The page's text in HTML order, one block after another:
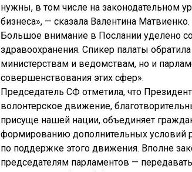
нужны, в том числе на законодательном
бизнеса», — сказала Валентина Матвиенко.
Большое внимание в Послании уделено
здравоохранения. Спикер палаты
министерствам и ведомствам, но и
совершенствования этих сфер».
Председатель СФ отметила, что
волонтерское движение,
присуще нашей нации, объединяет
формированию дополнительных условий
по поддержке этого движения. Вполне
председателям парламентов —